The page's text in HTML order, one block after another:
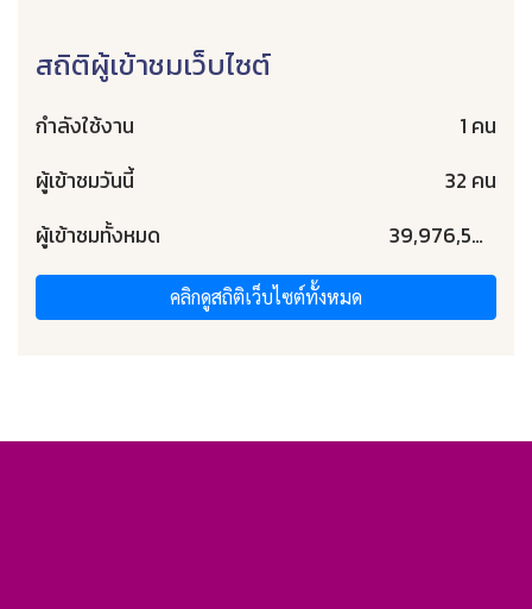
สถิติผู้เข้าชมเว็บไซต์
กำลังใช้งาน
1 คน
ผู้เข้าชมวันนี้
32 คน
ผู้เข้าชมทั้งหมด
39,976,504 คน
คลิกดูสถิติเว็บไซต์ทั้งหมด